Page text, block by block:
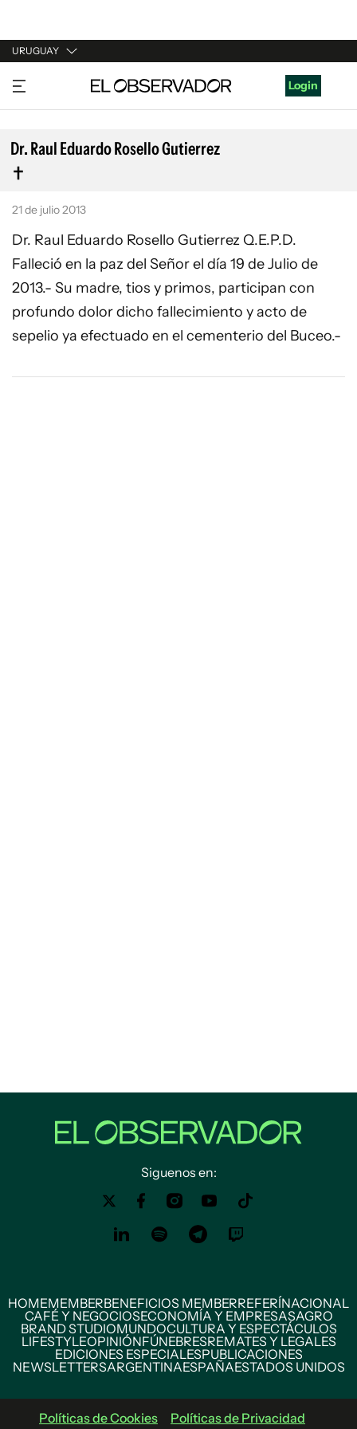
URUGUAY
URUGUAY
ARGENTINA
ESPAÑA
ESTADOS UNIDOS
Login
Dr. Raul Eduardo Rosello Gutierrez
21 de julio 2013
Dr. Raul Eduardo Rosello Gutierrez Q.E.P.D.
Falleció en la paz del Señor el día 19 de Julio de
2013.- Su madre, tios y primos, participan con
profundo dolor dicho fallecimiento y acto de
sepelio ya efectuado en el cementerio del Buceo.-
Siguenos en:
HOMEMEMBERBENEFICIOS MEMBERREFERÍNACIONAL
CAFÉ Y NEGOCIOSECONOMÍA Y EMPRESASAGRO
BRAND STUDIOMUNDOCULTURA Y ESPECTÁCULOS
LIFESTYLEOPINIÓNFÚNEBRESREMATES Y LEGALES
EDICIONES ESPECIALESPUBLICACIONES
NEWSLETTERSARGENTINAESPAÑAESTADOS UNIDOS
Políticas de Cookies Políticas de Privacidad